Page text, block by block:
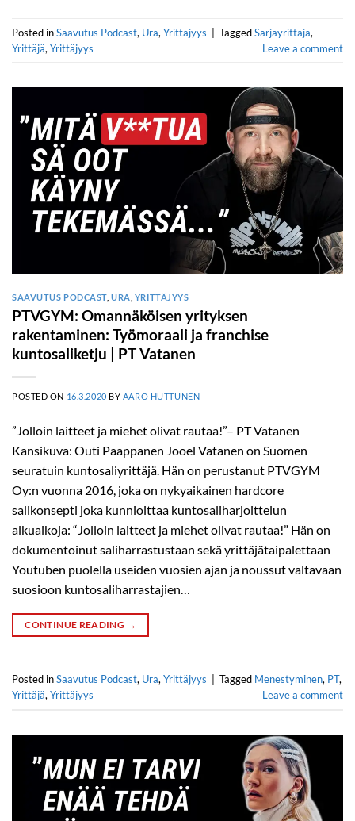
Posted inSaavutus Podcast, Ura, Yrittäjyys | TaggedSarjayrittäjä,
Yrittäjä, Yrittäjyys Leave a comment
SAAVUTUS PODCAST,URA YRITTÄJYYS
PTVGYM: Omannäköisen yrityksen
rakentaminen: Työmoraali ja franchise
kuntosaliketju | PT Vatanen
POSTED ON 16.3.2020 BY AARO HUTTUNEN
”Jolloin laitteet ja miehet olivat rautaa!”– PT Vatanen
Kansikuva: Outi Paappanen Jooel Vatanen on Suomen
seuratuin kuntosaliyrittäjä. Hän on perustanut PTVGYM
Oy:n vuonna 2016, joka on nykyaikainen hardcore
salikonsepti joka kunnioittaa kuntosaliharjoittelun
alkuaikoja: “Jolloin laitteet ja miehet olivat rautaa!” Hän on
dokumentoinut saliharrastustaan sekä yrittäjätaipalettaan
Youtuben puolella useiden vuosien ajan ja noussut valtavaan
suosioon kuntosaliharrastajien…
CONTINUE READING →
Posted inSaavutus Podcast, Ura,Yrittäjyys Tagged Menestyminen, PT,
Yrittäjä,Yrittäjyys Leave a comment